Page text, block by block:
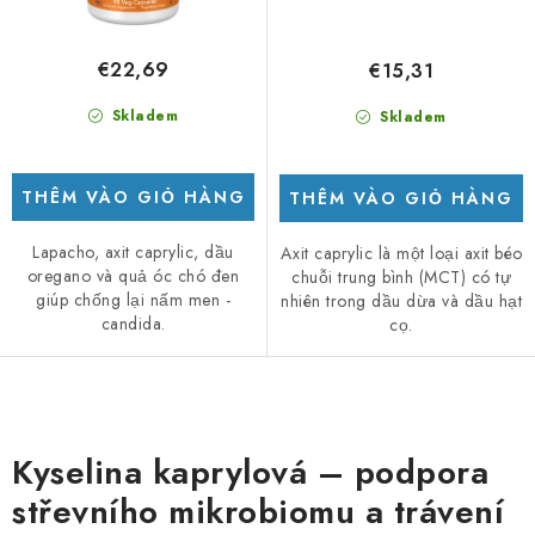
Skladem
€22,69
THÊM VÀO GIỎ HÀNG
Lapacho, axit caprylic, dầu
oregano và quả óc chó đen
giúp chống lại nấm men -
candida.
Skladem
€15,31
THÊM VÀO GIỎ HÀNG
Axit caprylic là một loại axit béo
chuỗi trung bình (MCT) có tự
nhiên trong dầu dừa và dầu hạt
cọ.
a
n
h
Kyselina kaprylová – podpora
střevního mikrobiomu a trávení